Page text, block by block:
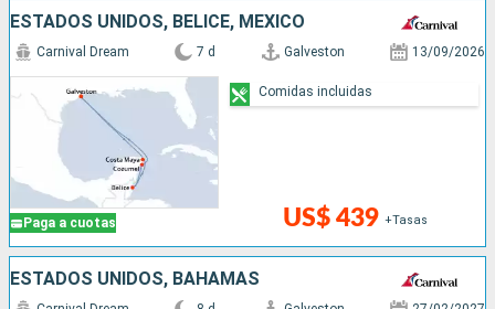
ESTADOS UNIDOS, BELICE, MÉXICO
Paga a cuotas
Carnival Dream 7 d Galveston 13/09/2026
US$ 439 +Tasas
Comidas incluidas
ESTADOS UNIDOS, BAHAMAS